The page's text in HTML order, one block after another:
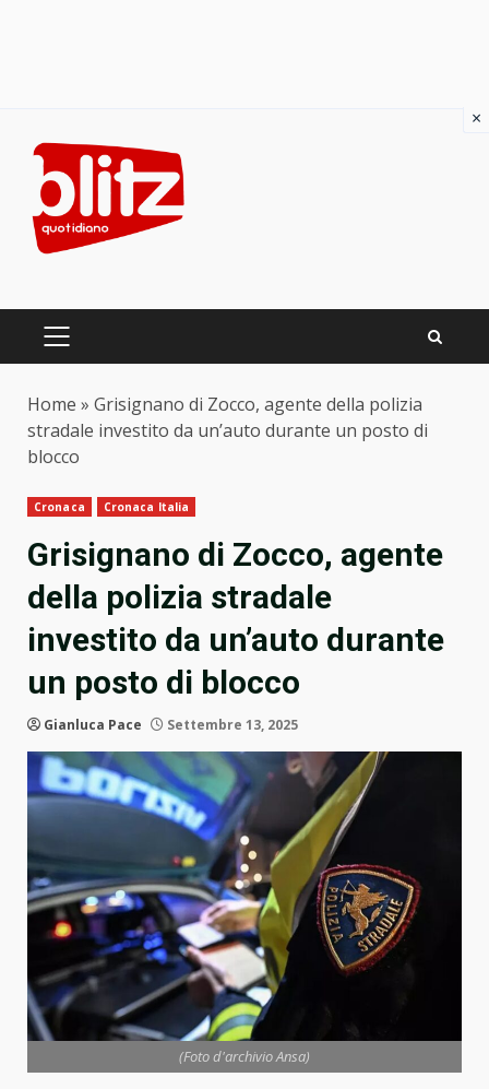
content
PRIMARY
Home » Grisignano di Zocco, agente della polizia
stradale investito da un’auto durante un posto di
blocco
Cronaca Cronaca Italia
Grisignano di Zocco, agente
della polizia stradale
investito da un’auto durante
un posto di blocco
Gianluca Pace Settembre 13, 2025
(Foto d'archivio Ansa)
×